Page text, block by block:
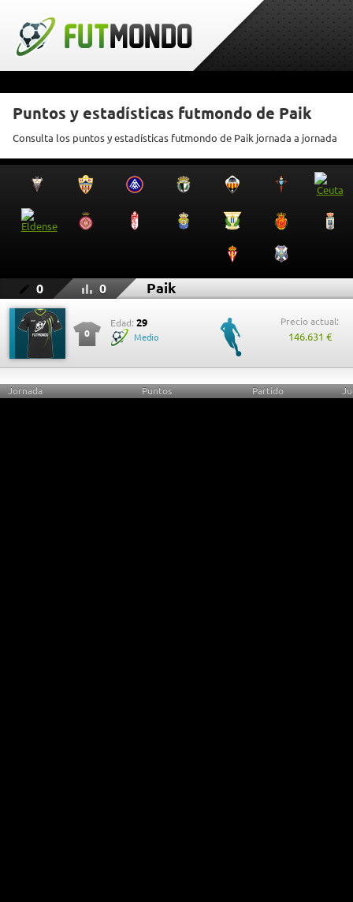
Puntos y estadísticas futmondo de Paik
Consulta los puntos y estadísticas futmondo de Paik jornada a jornada
0 0 Paik
0
Edad: 29
Medio
Precio actual:
146.631 €
Jornada Puntos Partido